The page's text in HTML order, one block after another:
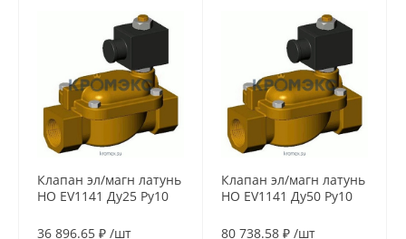
Клапан эл/магн латунь
НО EV1141 Ду25 Ру10
Tecofi EV1141-0025-
36 896.65 ₽ /шт
Клапан эл/магн латунь
НО EV1141 Ду50 Ру10
Tecofi EV1141-0050-
80 738.58 ₽ /шт